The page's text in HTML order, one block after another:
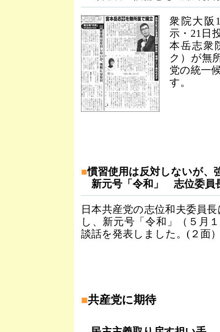
衆院大阪
示・21日
本岳志衆
ク）が無
党の統一
す。
■慣習使用は反対しないが、
新元号「令和」 志位委員
日本共産党の志位和夫委員
し、新元号「令和」（５月
談話を発表しました。(２面
■共産党に期待